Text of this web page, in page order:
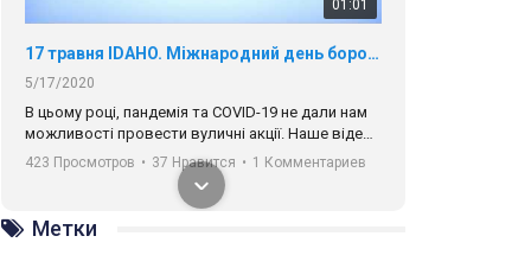
01:01
17 травня IDAHO. Міжнародний день боротьби з гомофобією трансфобією і біфобія.
5/17/2020
В цьому році, пандемія та COVІD-19 не дали нам
можливості провести вуличні акції. Наше відео-
звернення про те, що навіть коли ми у різних
містах та не можемо зустрінеться, ми разом. Ми
закликаємо всіх хто поділяє цінності рівності та
солідарності, приєднатися до нас. Регіональні
підрозділи ГАУ є в 16 областях України.
423 Просмотров • 37 Нравится • 1 Комментариев
Метки